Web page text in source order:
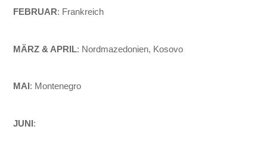
FEBRUAR: Frankreich
MÄRZ & APRIL: Nordmazedonien, Kosovo
MAI: Montenegro
JUNI: